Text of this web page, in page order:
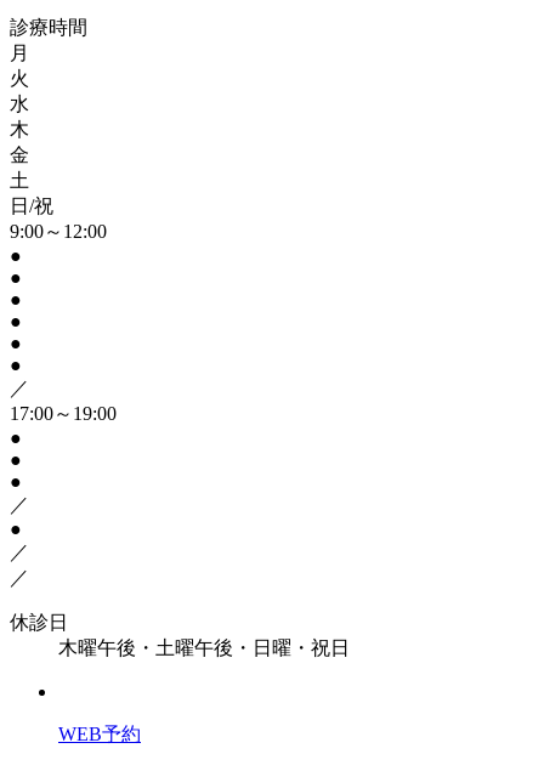
診療時間
月
火
水
木
金
土
日/祝
9:00～12:00
●
●
●
●
●
●
／
17:00～19:00
●
●
●
／
●
／
／
休診日
木曜午後・土曜午後・日曜・祝日
WEB予約